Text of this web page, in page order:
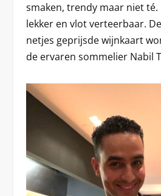
smaken, trendy maar niet té.
lekker en vlot verteerbaar.
netjes geprijsde wijnkaart
de ervaren sommelier Nabil